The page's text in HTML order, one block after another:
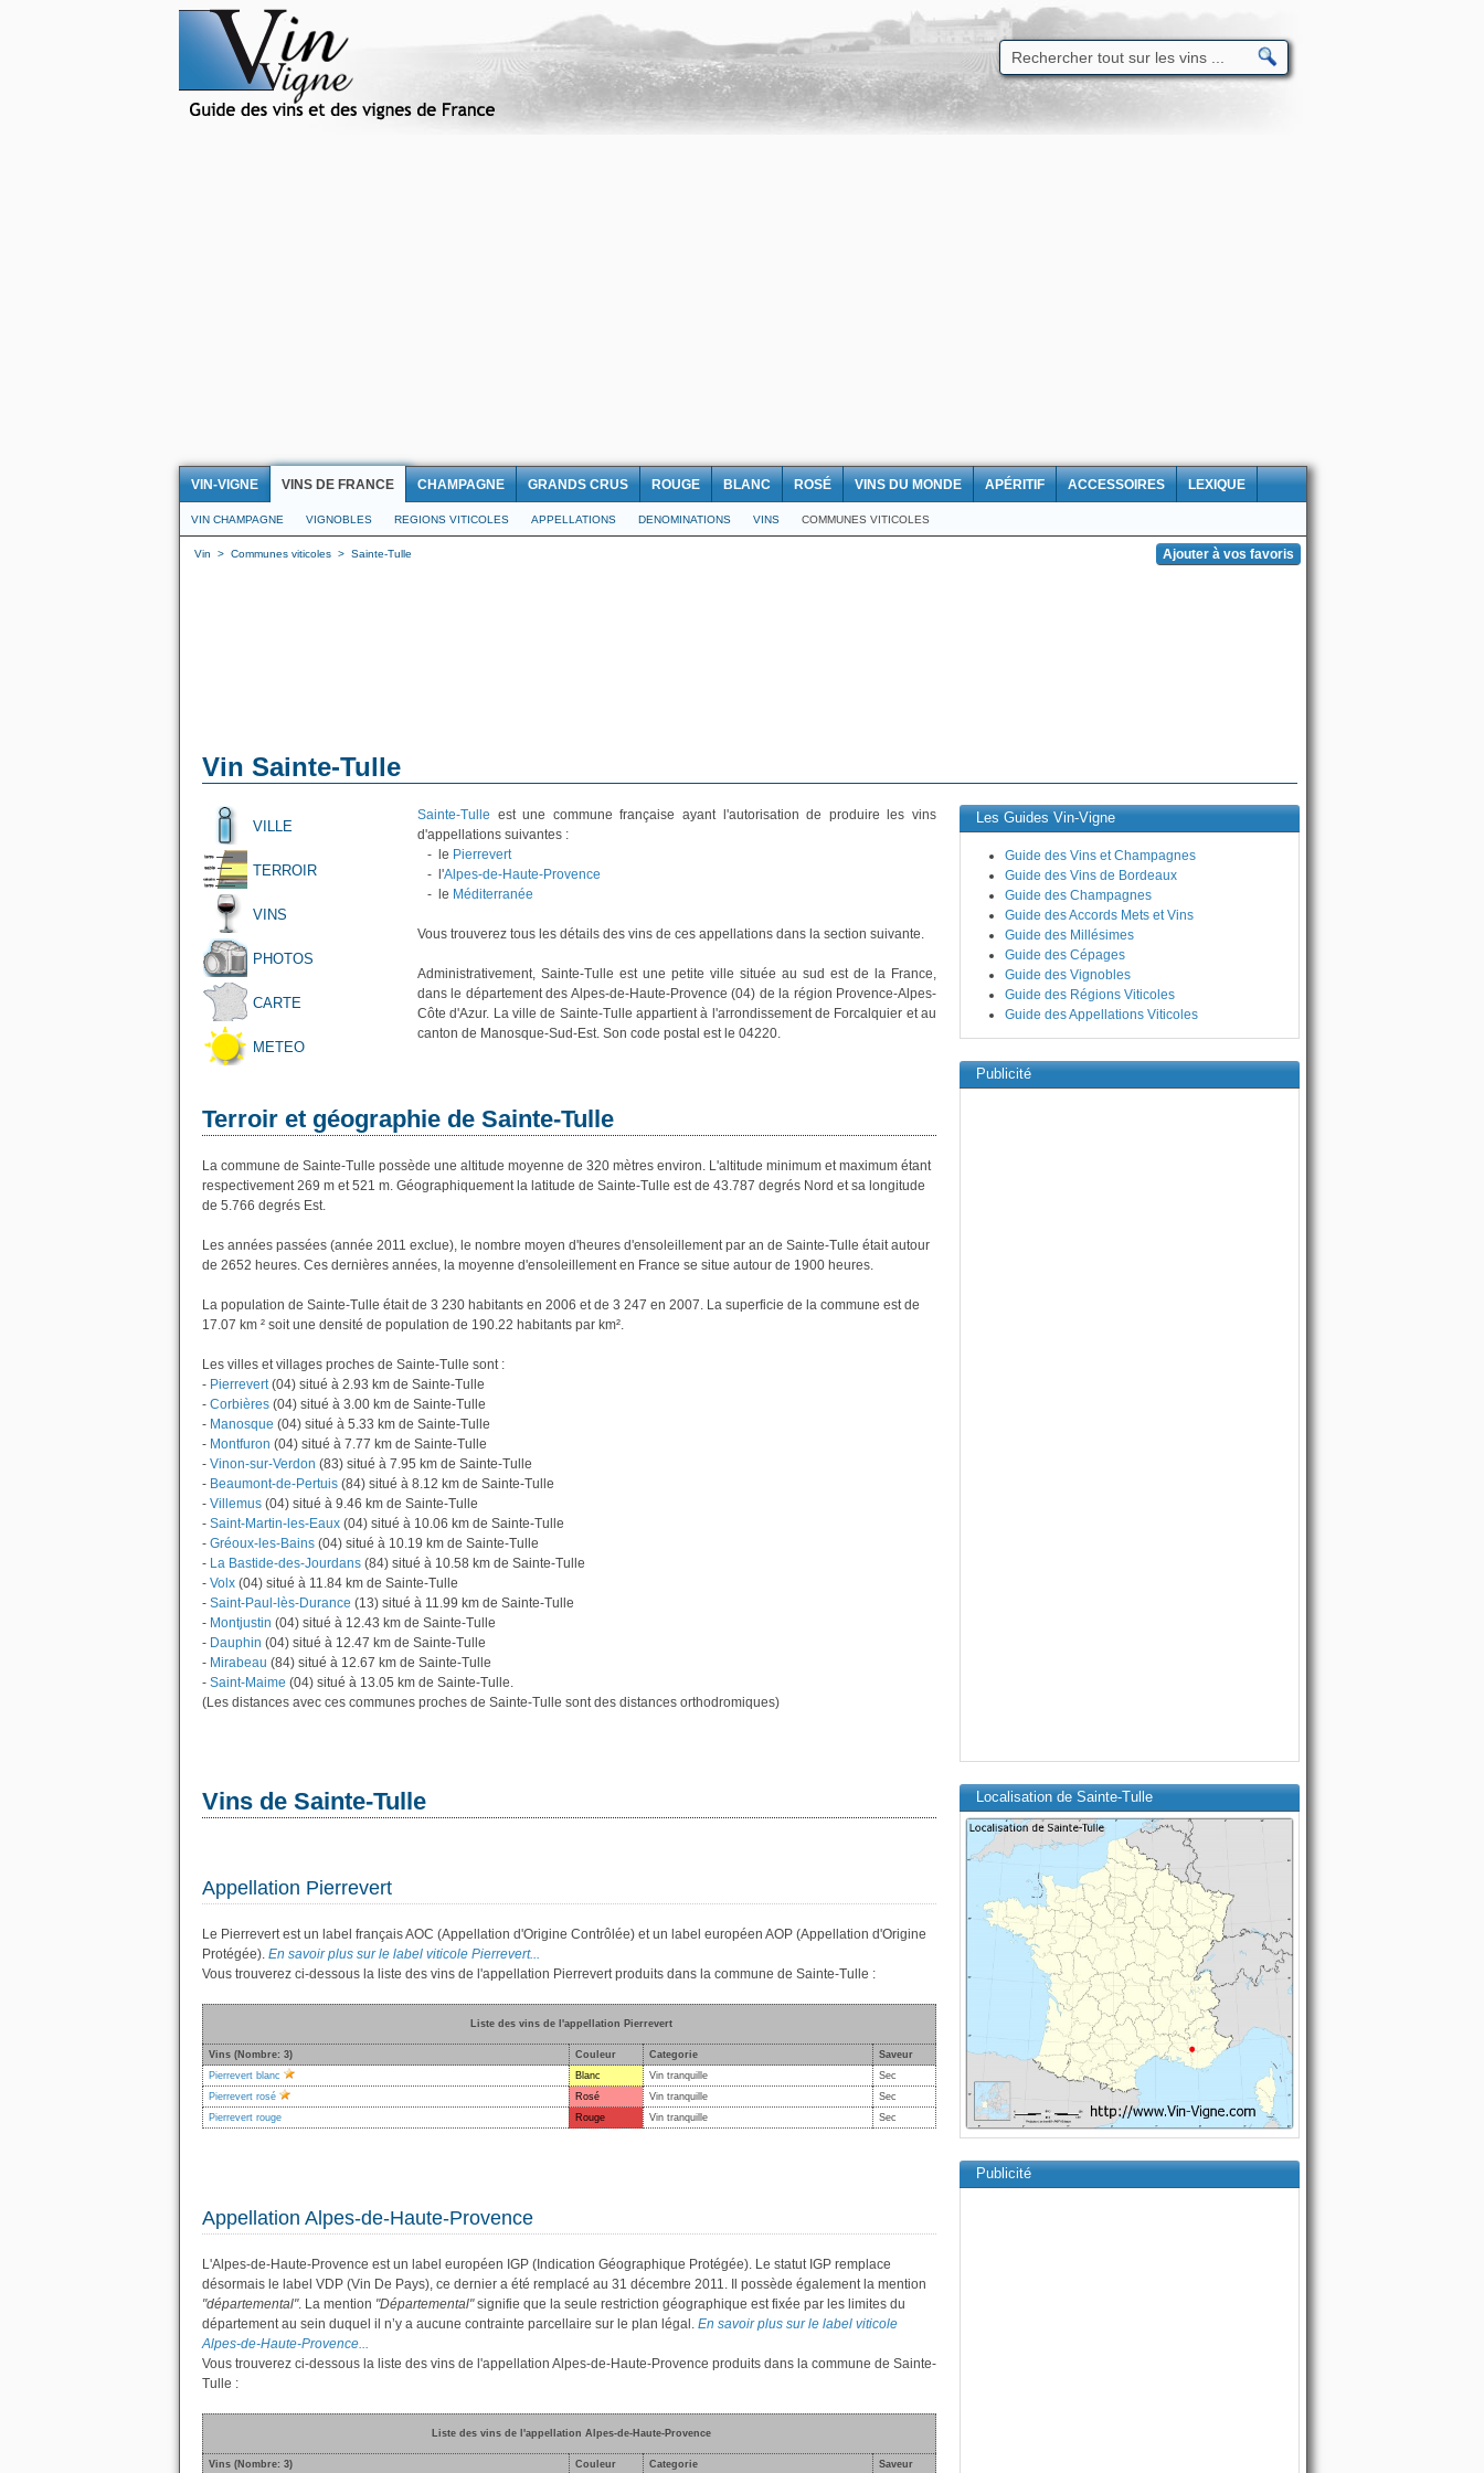
VIN-VIGNE VINS DE FRANCE CHAMPAGNE GRANDS CRUS ROUGE BLANC ROSÉ VINS DU MONDE APÉRITIF ACCESSOIRES LEXIQUE
VIN CHAMPAGNE VIGNOBLES REGIONS VITICOLES APPELLATIONS DENOMINATIONS VINS COMMUNES VITICOLES
Vin > Communes viticoles > Sainte-Tulle
Vin Sainte-Tulle
VILLE
TERROIR
VINS
PHOTOS
CARTE
METEO
Sainte-Tulle est une commune française ayant l'autorisation de produire les vins
d'appellations suivantes :
- le Pierrevert
- l'Alpes-de-Haute-Provence
- le Méditerranée
Vous trouverez tous les détails des vins de ces appellations dans la section suivante.
Administrativement, Sainte-Tulle est une petite ville située au sud est de la France,
dans le département des Alpes-de-Haute-Provence (04) de la région Provence-Alpes-
Côte d'Azur. La ville de Sainte-Tulle appartient à l'arrondissement de Forcalquier et au
canton de Manosque-Sud-Est. Son code postal est le 04220.
Terroir et géographie de Sainte-Tulle
La commune de Sainte-Tulle possède une altitude moyenne de 320 mètres environ. L'altitude minimum et maximum étant
respectivement 269 m et 521 m. Géographiquement la latitude de Sainte-Tulle est de 43.787 degrés Nord et sa longitude
de 5.766 degrés Est.
Les années passées (année 2011 exclue), le nombre moyen d'heures d'ensoleillement par an de Sainte-Tulle était autour
de 2652 heures. Ces dernières années, la moyenne d'ensoleillement en France se situe autour de 1900 heures.
La population de Sainte-Tulle était de 3 230 habitants en 2006 et de 3 247 en 2007. La superficie de la commune est de
17.07 km ² soit une densité de population de 190.22 habitants par km².
Les villes et villages proches de Sainte-Tulle sont :
- Pierrevert(04) situé à 2.93 km de Sainte-Tulle
- Corbières (04) situé à 3.00 km de Sainte-Tulle
- Manosque (04) situé à 5.33 km de Sainte-Tulle
- Montfuron (04) situé à 7.77 km de Sainte-Tulle
- Vinon-sur-Verdon (83) situé à 7.95 km de Sainte-Tulle
- Beaumont-de-Pertuis (84) situé à 8.12 km de Sainte-Tulle
- Villemus (04) situé à 9.46 km de Sainte-Tulle
- Saint-Martin-les-Eaux (04) situé à 10.06 km de Sainte-Tulle
- Gréoux-les-Bains (04) situé à 10.19 km de Sainte-Tulle
- La Bastide-des-Jourdans (84) situé à 10.58 km de Sainte-Tulle
- Volx (04) situé à 11.84 km de Sainte-Tulle
- Saint-Paul-lès-Durance (13) situé à 11.99 km de Sainte-Tulle
- Montjustin (04) situé à 12.43 km de Sainte-Tulle
- Dauphin (04) situé à 12.47 km de Sainte-Tulle
- Mirabeau (84) situé à 12.67 km de Sainte-Tulle
- Saint-Maime (04) situé à 13.05 km de Sainte-Tulle.
(Les distances avec ces communes proches de Sainte-Tulle sont des distances orthodromiques)
Vins de Sainte-Tulle
Appellation Pierrevert
Le Pierrevert est un label français AOC (Appellation d'Origine Contrôlée) et un label européen AOP (Appellation d'Origine
Protégée). En savoir plus sur le label viticole Pierrevert...
Vous trouverez ci-dessous la liste des vins de l'appellation Pierrevert produits dans la commune de Sainte-Tulle :
Liste des vins de l'appellation Pierrevert
Vins (Nombre: 3) Couleur Categorie
Saveur
Pierrevert blanc
Blanc Vin tranquille
Sec
Pierrevert rosé
Rosé Vin tranquille
Sec
Pierrevert rouge
Rouge Vin tranquille Sec
Appellation Alpes-de-Haute-Provence
L'Alpes-de-Haute-Provence est un label européen IGP (Indication Géographique Protégée). Le statut IGP remplace
désormais le label VDP (Vin De Pays), ce dernier a été remplacé au 31 décembre 2011. Il possède également la mention
"départemental". La mention "Départemental"signifie que la seule restriction géographique est fixée par les limites du
département au sein duquel il n’y a aucune contrainte parcellaire sur le plan légal. En savoir plus sur le label viticole
Alpes-de-Haute-Provence...
Vous trouverez ci-dessous la liste des vins de l'appellation Alpes-de-Haute-Provence produits dans la commune de Sainte-
Tulle :
Liste des vins de l'appellation Alpes-de-Haute-Provence
Vins (Nombre: 3) Couleur Categorie
Saveur
Les Guides Vin-Vigne
Guide des Vins et Champagnes
Guide des Vins de Bordeaux
Guide des Champagnes
Guide des Accords Mets et Vins
Guide des Millésimes
Guide des Cépages
Guide des Vignobles
Guide des Régions Viticoles
Guide des Appellations Viticoles
Publicité
Localisation de Sainte-Tulle
Publicité